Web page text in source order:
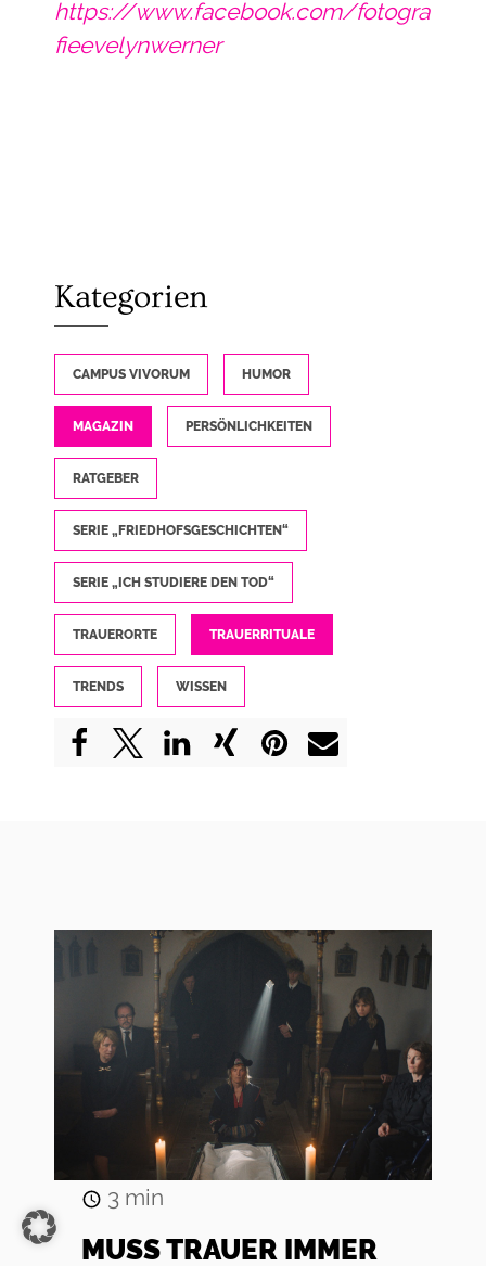
https://www.facebook.com/fotogra
fieevelynwerner
Kategorien
CAMPUS VIVORUM HUMOR
MAGAZIN PERSÖNLICHKEITEN
RATGEBER
SERIE „FRIEDHOFSGESCHICHTEN“
SERIE „ICH STUDIERE DEN TOD“
TRAUERORTE TRAUERRITUALE
TRENDS WISSEN
3 min
MUSS TRAUER IMMER